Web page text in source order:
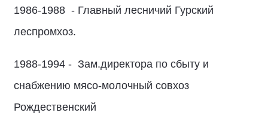
1986-1988 - Главный лесничий Гурский
леспромхоз.
1988-1994 - Зам.директора по сбыту и
снабжению мясо-молочный совхоз
Рождественский